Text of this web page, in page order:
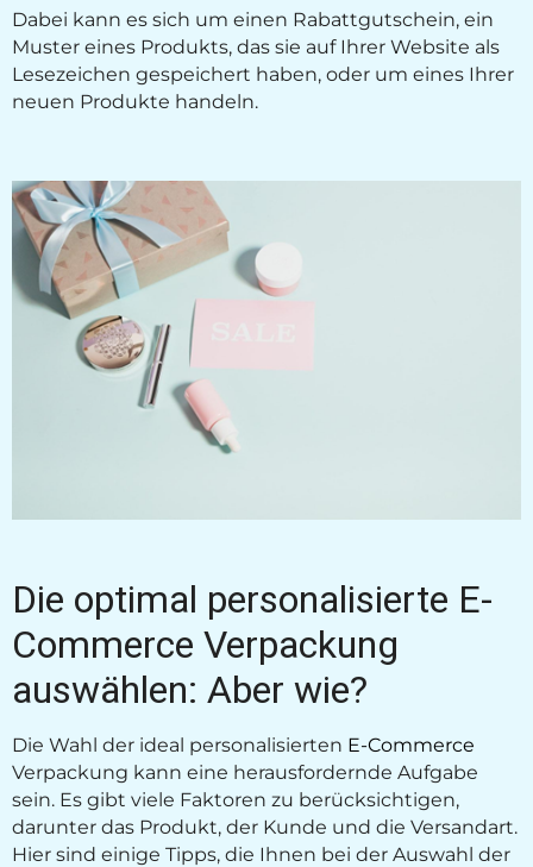
Dabei kann es sich um einen Rabattgutschein, ein
Muster eines Produkts, das sie auf Ihrer Website als
Lesezeichen gespeichert haben, oder um eines Ihrer
neuen Produkte handeln.
Die optimal personalisierte E-
Commerce Verpackung
auswählen: Aber wie?
Die Wahl der ideal personalisierten E-Commerce
Verpackung kann eine herausfordernde Aufgabe
sein. Es gibt viele Faktoren zu berücksichtigen,
darunter das Produkt, der Kunde und die Versandart.
Hier sind einige Tipps, die Ihnen bei der Auswahl der